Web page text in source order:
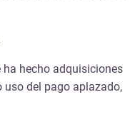
hecho adquisiciones
uso del pago aplazado,